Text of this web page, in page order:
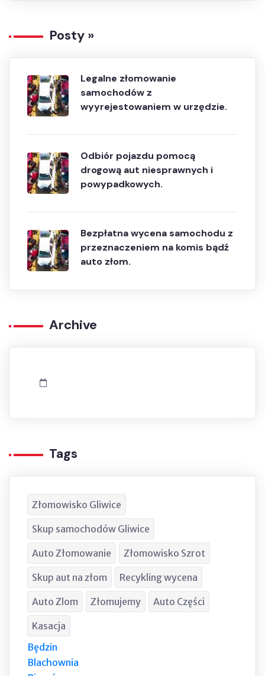
Posty »
Legalne złomowanie
samochodów z
wyyrejestowaniem w urzędzie.
Odbiór pojazdu pomocą
drogową aut niesprawnych i
powypadkowych.
Bezpłatna wycena samochodu z
przeznaczeniem na komis bądź
auto złom.
Archive
Tags
Złomowisko Gliwice
Skup samochodów Gliwice
Auto Złomowanie Złomowisko Szrot
Skup aut na złom Recykling wycena
Auto Zlom Złomujemy Auto Części
Kasacja
Będzin
Blachownia